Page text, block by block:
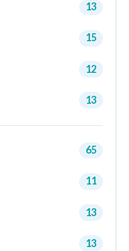
13
15
12
13
65
11
13
13